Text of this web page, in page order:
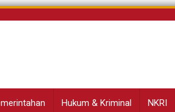
Hukum & Kriminal NKRI